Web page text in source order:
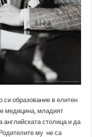
си образование в елитен
медицина, младият
столица и да
му не са